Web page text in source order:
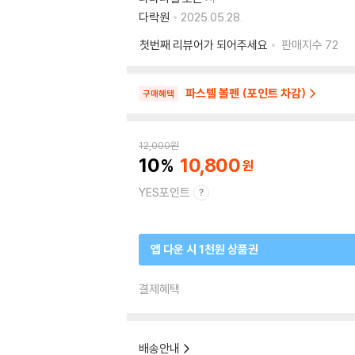
다락원
2025.05.28.
첫번째 리뷰어가 되어주세요
판매지수 72
구매혜택 파스텔 볼펜 (포인트 차감)
12,000원
10 10,800
YES포인트
앱 다운 시 1천원 상품권
결제혜택
배송안내